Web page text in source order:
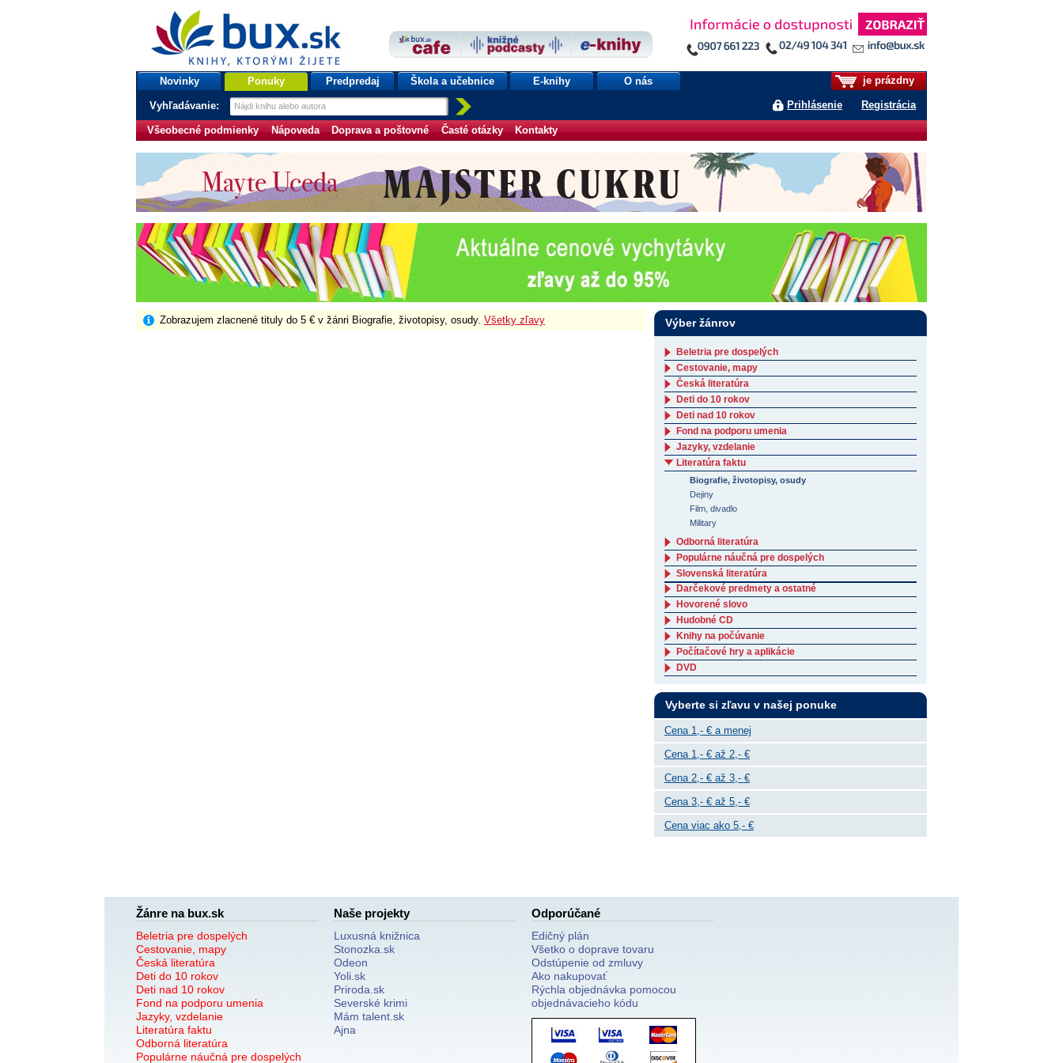
bux.sk
knihy, ktorými žijete
Úvodná stránka
je prázdny
Prihlásenie Registrácia
Novinky Ponuky Predpredaj Škola a učebnice E-knihy O nás
Vyhľadávanie:
Všeobecné podmienky Nápoveda Doprava a poštovné Časté otázky Kontakty
Zobrazujem zlacnené tituly do 5 € v žánri Biografie, životopisy, osudy. Všetky zľavy Výber žánrov
Beletria pre dospelých
Cestovanie, mapy
Česká literatúra
Deti do 10 rokov
Deti nad 10 rokov
Fond na podporu umenia
Jazyky, vzdelanie
Literatúra faktu
Biografie, životopisy, osudy
Dejiny
Film, divadlo
Military
Odborná literatúra
Populárne náučná pre dospelých
Slovenská literatúra
Darčekové predmety a ostatné
Hovorené slovo
Hudobné CD
Knihy na počúvanie
Počítačové hry a aplikácie
DVD
Vyberte si zľavu v našej ponuke
Cena 1,- € a menej
Cena 1,- € až 2,- €
Cena 2,- € až 3,- €
Cena 3,- € až 5,- €
Cena viac ako 5,- €
Žánre na bux.sk
Beletria pre dospelých
Cestovanie, mapy
Česká literatúra
Deti do 10 rokov
Deti nad 10 rokov
Fond na podporu umenia
Jazyky, vzdelanie
Literatúra faktu
Odborná literatúra
Populárne náučná pre dospelých
Naše projekty
Luxusná knižnica
Stonozka.sk
Odeon
Yoli.sk
Priroda.sk
Severské krimi
Mám talent.sk
Ajna
Odporúčané
Edičný plán
Všetko o doprave tovaru
Odstúpenie od zmluvy
Ako nakupovať
Rýchla objednávka pomocou
objednávacieho kódu